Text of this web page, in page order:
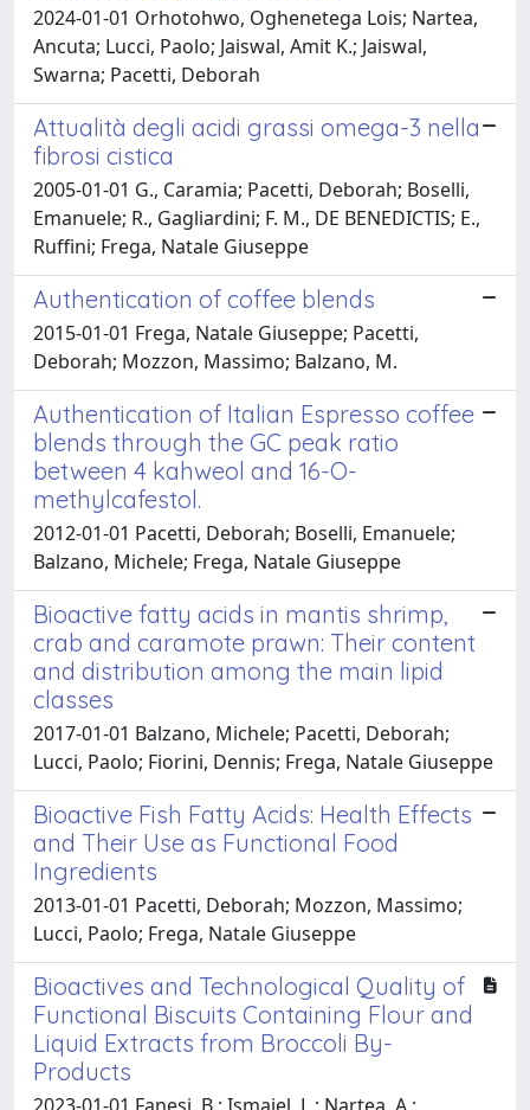
2024-01-01 Orhotohwo, Oghenetega Lois; Nartea,
Ancuta; Lucci, Paolo; Jaiswal, Amit K.; Jaiswal,
Swarna; Pacetti, Deborah
Attualità degli acidi grassi omega-3 nella
fibrosi cistica
2005-01-01 G., Caramia; Pacetti, Deborah; Boselli,
Emanuele; R., Gagliardini; F. M., DE BENEDICTIS; E.,
Ruffini; Frega, Natale Giuseppe
Authentication of coffee blends
2015-01-01 Frega, Natale Giuseppe; Pacetti,
Deborah; Mozzon, Massimo; Balzano, M.
Authentication of Italian Espresso coffee
blends through the GC peak ratio
between 4 kahweol and 16-O-
methylcafestol.
2012-01-01 Pacetti, Deborah; Boselli, Emanuele;
Balzano, Michele; Frega, Natale Giuseppe
Bioactive fatty acids in mantis shrimp,
crab and caramote prawn: Their content
and distribution among the main lipid
classes
2017-01-01 Balzano, Michele; Pacetti, Deborah;
Lucci, Paolo; Fiorini, Dennis; Frega, Natale Giuseppe
Bioactive Fish Fatty Acids: Health Effects
and Their Use as Functional Food
Ingredients
2013-01-01 Pacetti, Deborah; Mozzon, Massimo;
Lucci, Paolo; Frega, Natale Giuseppe
Bioactives and Technological Quality of
Functional Biscuits Containing Flour and
Liquid Extracts from Broccoli By-
Products